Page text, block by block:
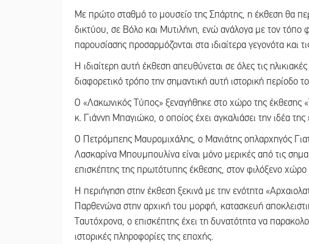
Με πρώτο σταθμό το μουσείο της Σπάρτης, η έκθεση θα
δικτύου, σε Βόλο και Μυτιλήνη, ενώ ανάλογα με τον τόπο
παρουσίασης προσαρμόζονται στα ιδιαίτερα γεγονότα και
Η ιδιαίτερη αυτή έκθεση απευθύνεται σε όλες τις
διαφορετικό τρόπο την σημαντική αυτή ιστορική περίοδο
Ο «Λακωνικός Τύπος» ξεναγήθηκε στο χώρο της έκθεσης
κ. Γιάννη Μπαγιώκο, ο οποίος έχει αγκαλιάσει την ιδέα
Ο Πετρόμπεης Μαυρομιχάλης, ο Μανιάτης οπλαρχηγός
Λασκαρίνα Μπουμπουλίνα είναι μόνο μερικές από τις
επισκέπτης της πρωτότυπης έκθεσης, στον φιλόξενο
Η περιήγηση στην έκθεση ξεκινά με την ενότητα
Παρθενώνα στην αρχική του μορφή, κατασκευή
Ταυτόχρονα, ο επισκέπτης έχει τη δυνατότητα να
ιστορικές πληροφορίες της εποχής.